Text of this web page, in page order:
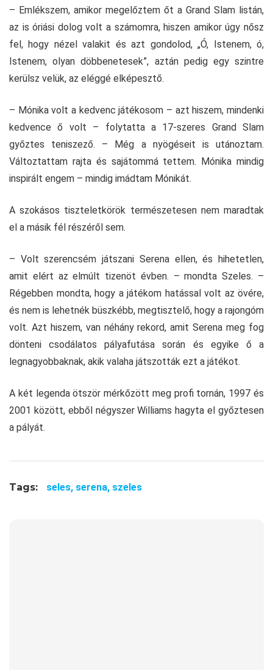
– Emlékszem, amikor megelőztem őt a Grand Slam listán,
az is óriási dolog volt a számomra, hiszen amikor úgy nősz
fel, hogy nézel valakit és azt gondolod, „Ó, Istenem, ó,
Istenem, olyan döbbenetesek”, aztán pedig egy szintre
kerülsz velük, az eléggé elképesztő.
– Mónika volt a kedvenc játékosom – azt hiszem, mindenki
kedvence ő volt – folytatta a 17-szeres Grand Slam
győztes teniszező. – Még a nyögéseit is utánoztam.
Változtattam rajta és sajátommá tettem. Mónika mindig
inspirált engem – mindig imádtam Mónikát.
A szokásos tiszteletkörök természetesen nem maradtak
el a másik fél részéről sem.
– Volt szerencsém játszani Serena ellen, és hihetetlen,
amit elért az elmúlt tizenöt évben. – mondta Szeles. –
Régebben mondta, hogy a játékom hatással volt az övére,
és nem is lehetnék büszkébb, megtisztelő, hogy a rajongóm
volt. Azt hiszem, van néhány rekord, amit Serena meg fog
dönteni csodálatos pályafutása során és egyike ő a
legnagyobbaknak, akik valaha játszották ezt a játékot.
A két legenda ötször mérkőzött meg profi tornán, 1997 és
2001 között, ebből négyszer Williams hagyta el győztesen
a pályát.
Tags: seles, serena, szeles